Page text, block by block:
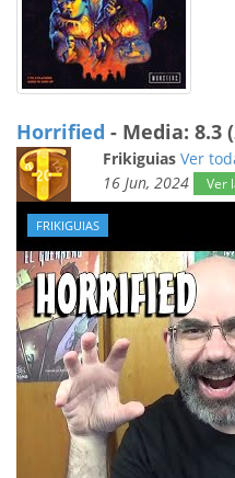
Horrified - Media: 8.3
Frikiguias Ver
16 Jun, 2024
Ver
FRIKIGUIAS